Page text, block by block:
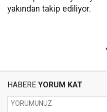
yakından takip ediliyor.
HABERE YORUM KAT